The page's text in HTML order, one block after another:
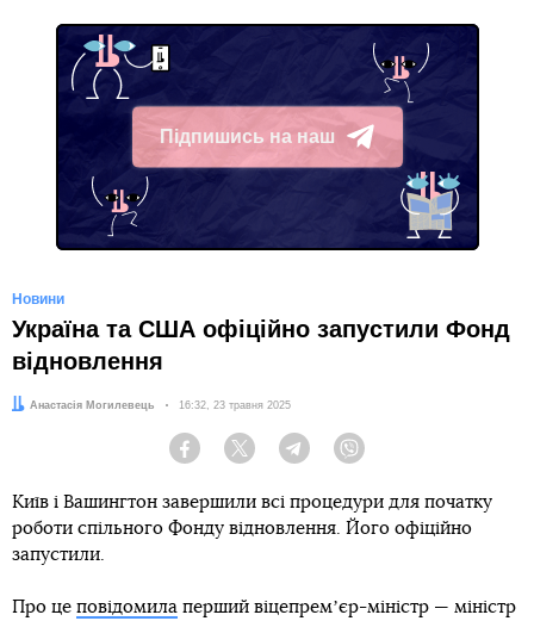
Підпишись на наш
Telegram
Новини
Україна та США офіційно запустили Фонд
відновлення
Автор:
Анастасія Могилевець Дата:
16:32, 23 травня 2025
Facebook Twitter Telegram
Київ і Вашингтон завершили всі процедури для початку
роботи спільного Фонду відновлення. Його офіційно
запустили.
Про це повідомила перший віцепремʼєр-міністр — міністр